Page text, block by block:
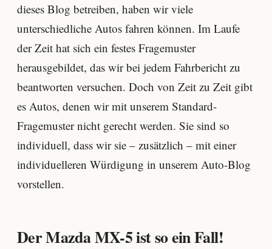
dieses Blog betreiben, haben wir viele
unterschiedliche Autos fahren können. Im Laufe
der Zeit hat sich ein festes Fragemuster
herausgebildet, das wir bei jedem Fahrbericht zu
beantworten versuchen. Doch von Zeit zu Zeit gibt
es Autos, denen wir mit unserem Standard-
Fragemuster nicht gerecht werden. Sie sind so
individuell, dass wir sie – zusätzlich – mit einer
individuelleren Würdigung in unserem Auto-Blog
vorstellen.
Der Mazda MX-5 ist so ein Fall!